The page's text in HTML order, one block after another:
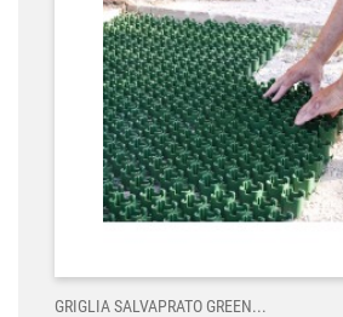
GRIGLIA SALVAPRATO GREEN...